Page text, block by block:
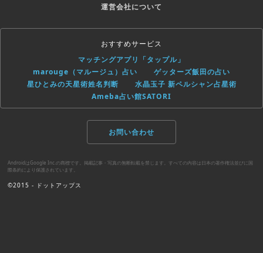
運営会社について
おすすめサービス
マッチングアプリ「タップル」
marouge（マルージュ）占い
ゲッターズ飯田の占い
星ひとみの天星術姓名判断
水晶玉子 新ペルシャン占星術
Ameba占い館SATORI
お問い合わせ
AndroidはGoogle Inc.の商標です。掲載記事・写真の無断転載を禁じます。すべての内容は日本の著作権法並びに国
際条約により保護されています。
©2015 - ドットアップス